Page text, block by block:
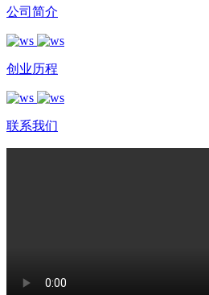
公司简介
创业历程
联系我们